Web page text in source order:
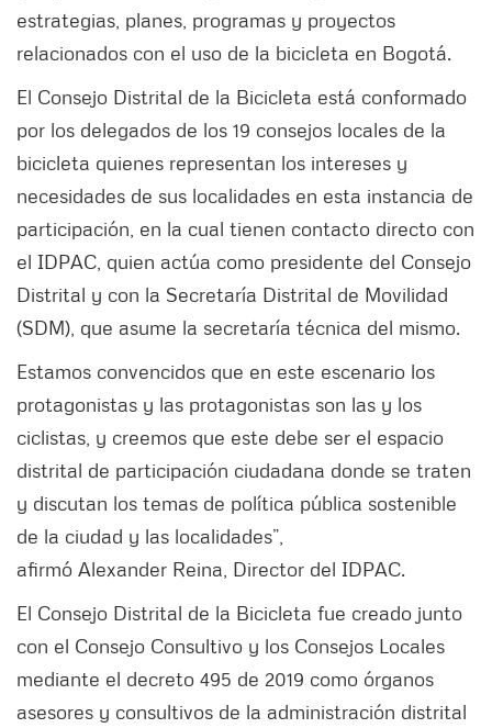
estrategias, planes, programas y proyectos
relacionados con el uso de la bicicleta en Bogotá.
El Consejo Distrital de la Bicicleta está conformado
por los delegados de los 19 consejos locales de la
bicicleta quienes representan los intereses y
necesidades de sus localidades en esta instancia de
participación, en la cual tienen contacto directo con
el IDPAC, quien actúa como presidente del Consejo
Distrital y con la Secretaría Distrital de Movilidad
(SDM), que asume la secretaría técnica del mismo.
Estamos convencidos que en este escenario los
protagonistas y las protagonistas son las y los
ciclistas, y creemos que este debe ser el espacio
distrital de participación ciudadana donde se traten
y discutan los temas de política pública sostenible
de la ciudad y las localidades”,
afirmó Alexander Reina, Director del IDPAC.
El Consejo Distrital de la Bicicleta fue creado junto
con el Consejo Consultivo y los Consejos Locales
mediante el decreto 495 de 2019 como órganos
asesores y consultivos de la administración distrital